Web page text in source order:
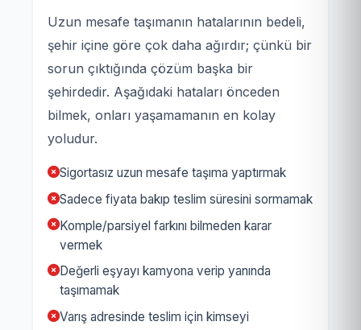
Uzun mesafe taşımanın hatalarının bedeli,
şehir içine göre çok daha ağırdır; çünkü bir
sorun çıktığında çözüm başka bir
şehirdedir. Aşağıdaki hataları önceden
bilmek, onları yaşamamanın en kolay
yoludur.
Sigortasız uzun mesafe taşıma yaptırmak
Sadece fiyata bakıp teslim süresini sormamak
Komple/parsiyel farkını bilmeden karar
vermek
Değerli eşyayı kamyona verip yanında
taşımamak
Varış adresinde teslim için kimseyi